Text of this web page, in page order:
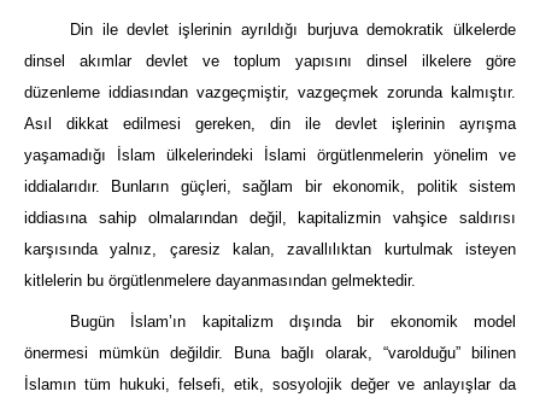
Din ile devlet işlerinin ayrıldığı burjuva demokratik ülkelerde
dinsel akımlar devlet ve toplum yapısını dinsel ilkelere göre
düzenleme iddiasından vazgeçmiştir, vazgeçmek zorunda kalmıştır.
Asıl dikkat edilmesi gereken, din ile devlet işlerinin ayrışma
yaşamadığı İslam ülkelerindeki İslami örgütlenmelerin yönelim ve
iddialarıdır. Bunların güçleri, sağlam bir ekonomik, politik sistem
iddiasına sahip olmalarından değil, kapitalizmin vahşice saldırısı
karşısında yalnız, çaresiz kalan, zavallılıktan kurtulmak isteyen
kitlelerin bu örgütlenmelere dayanmasından gelmektedir.
Bugün İslam’ın kapitalizm dışında bir ekonomik model
önermesi mümkün değildir. Buna bağlı olarak, “varolduğu” bilinen
İslamın tüm hukuki, felsefi, etik, sosyolojik değer ve anlayışlar da